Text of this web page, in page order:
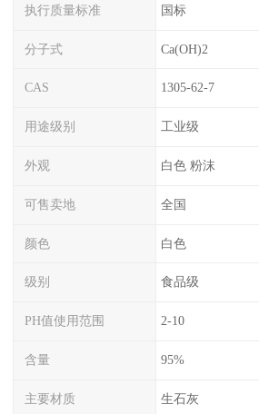
执行质量标准 国标
分子式 Ca(OH)2
CAS 1305-62-7
用途级别 工业级
外观 白色 粉沫
可售卖地 全国
颜色 白色
级别 食品级
PH值使用范围 2-10
含量 95%
主要材质 生石灰